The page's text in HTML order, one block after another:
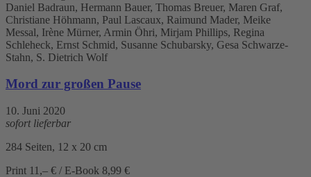
Daniel Badraun, Hermann Bauer, Thomas Breuer, Maren Graf,
Christiane Höhmann, Paul Lascaux, Raimund Mader, Meike
Messal, Irène Mürner, Armin Öhri, Mirjam Phillips, Regina
Schleheck, Ernst Schmid, Susanne Schubarsky, Gesa Schwarze-
Stahn, S. Dietrich Wolf
Mord zur großen Pause
10. Juni 2020
sofort lieferbar
284 Seiten, 12 x 20 cm
Print 11,– € / E-Book 8,99 €